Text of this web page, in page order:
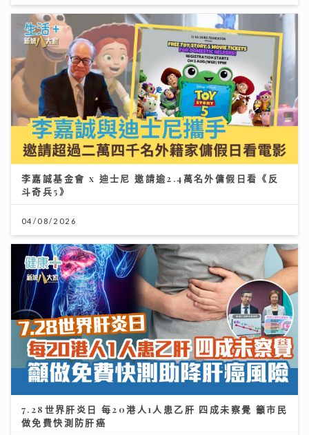
李嘉誠基金會 x 迪士尼 邀請逾2.4萬名外傭假日看《反
斗奇兵5》
04/08/2026
7.28世界肝炎日 每20港人1人患乙肝 四成未察覺 籲市民
做免費快測防肝癌